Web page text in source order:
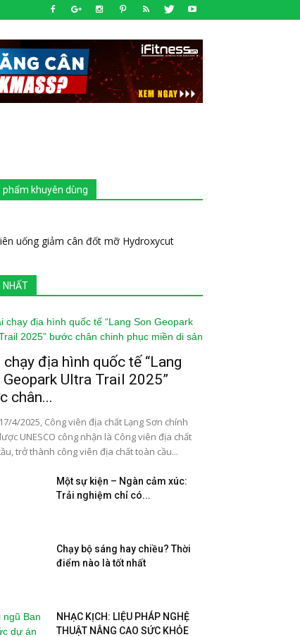
phẩm khuyên dùng
NHẤT
chạy địa hình quốc tế “Lang
Geopark Ultra Trail 2025”
chân...
4/2025, Công viên địa chất Lạng Sơn chính
UNESCO công nhận là Công viên địa chất
trở thành công viên địa chất toàn cầu...
Một sự kiện – Ngàn cảm xúc:
Trải nghiệm chỉ có...
Chạy bộ sáng hay chiều? Thời
điểm nào là tốt nhất
NHẠC KỊCH: LIỆU PHÁP NGHỆ
THUẬT NÂNG CAO SỨC KHỎE